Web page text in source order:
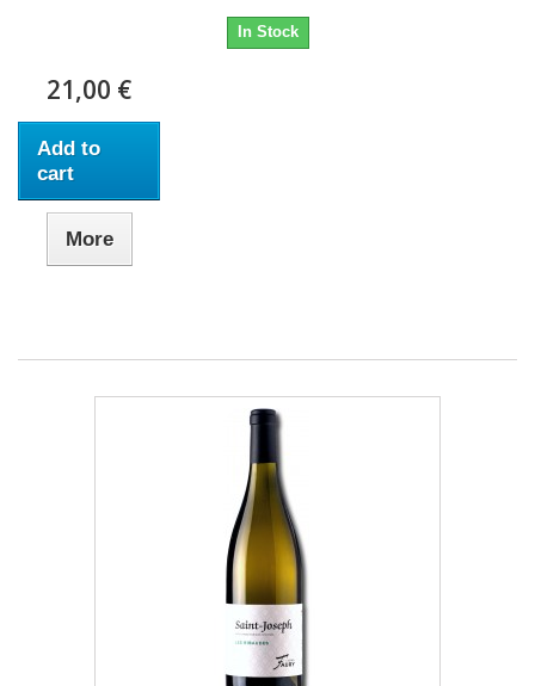
In Stock
21,00 €
Add to
cart
More